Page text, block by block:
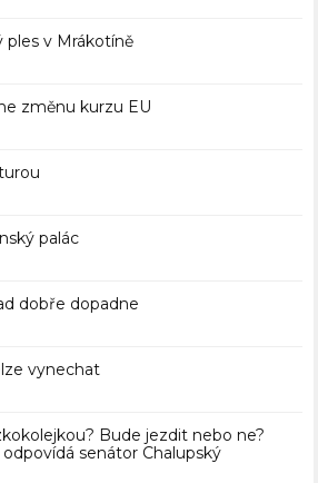
ples v Mrákotíně
změnu kurzu EU
palác
dobře dopadne
vynechat
Bude jezdit nebo ne?
senátor Chalupský